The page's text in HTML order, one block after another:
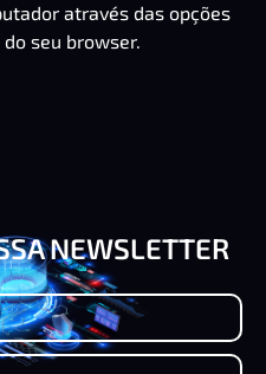
através das opções
seu browser.
NEWSLETTER